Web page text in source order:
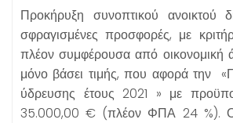
Προκήρυξη συνοπτικού ανοικτού
σφραγισμένες προσφορές, με
πλέον συμφέρουσα από
μόνο βάσει τιμής, που αφορά την
ύδρευσης έτους 2021 » με
35.000,00 € (πλέον ΦΠΑ 24 %). Οι